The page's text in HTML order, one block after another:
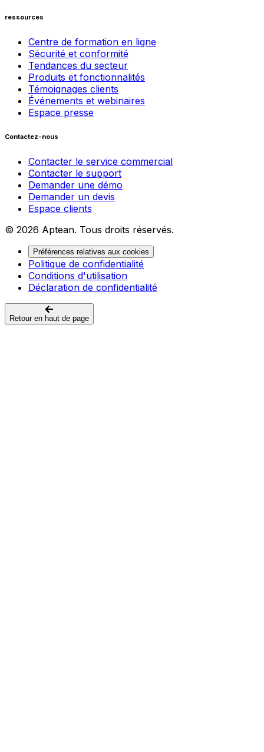
ressources
Centre de formation en ligne
Sécurité et conformité
Tendances du secteur
Produits et fonctionnalités
Témoignages clients
Événements et webinaires
Espace presse
Contactez-nous
Contacter le service commercial
Contacter le support
Demander une démo
Demander un devis
Espace clients
© 2026 Aptean. Tous droits réservés.
Préférences relatives aux cookies
Politique de confidentialité
Conditions d'utilisation
Déclaration de confidentialité
Retour en haut de page